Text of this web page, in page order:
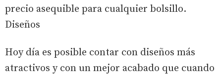
precio asequible para cualquier bolsillo.
Diseños
Hoy día es posible contar con diseños más
atractivos y con un mejor acabado que cuando